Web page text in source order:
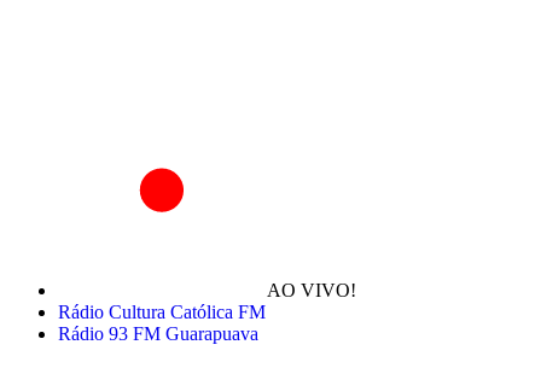
AO VIVO!
Rádio Cultura Católica FM
Rádio 93 FM Guarapuava